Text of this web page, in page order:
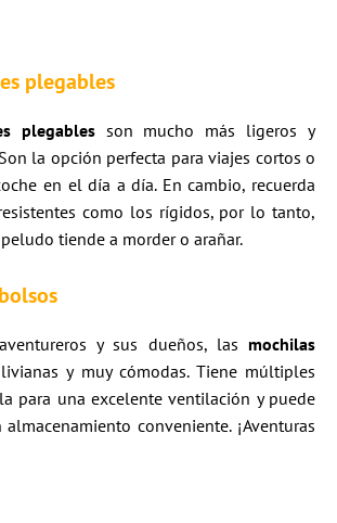
plegables
plegablesson mucho más ligeros y
la opción perfecta para viajes cortos o
en el día a día. En cambio, recuerda
como los rígidos, por lo tanto,
tiende a morder o arañar.
y sus dueños, las mochilas
y muy cómodas. Tiene múltiples
para una excelente ventilación y puede
conveniente. ¡Aventuras